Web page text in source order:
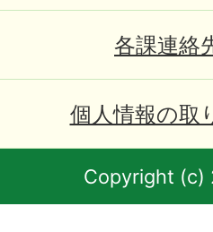
各課連絡
個人情報の取
Copyright (c)